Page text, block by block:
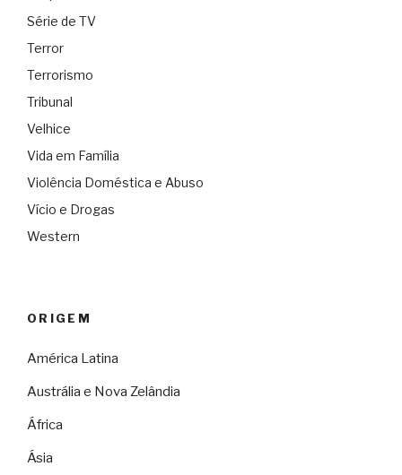
Série de TV
Terror
Terrorismo
Tribunal
Velhice
Vida em Família
Violência Doméstica e Abuso
Vício e Drogas
Western
ORIGEM
América Latina
Austrália e Nova Zelândia
África
Ásia